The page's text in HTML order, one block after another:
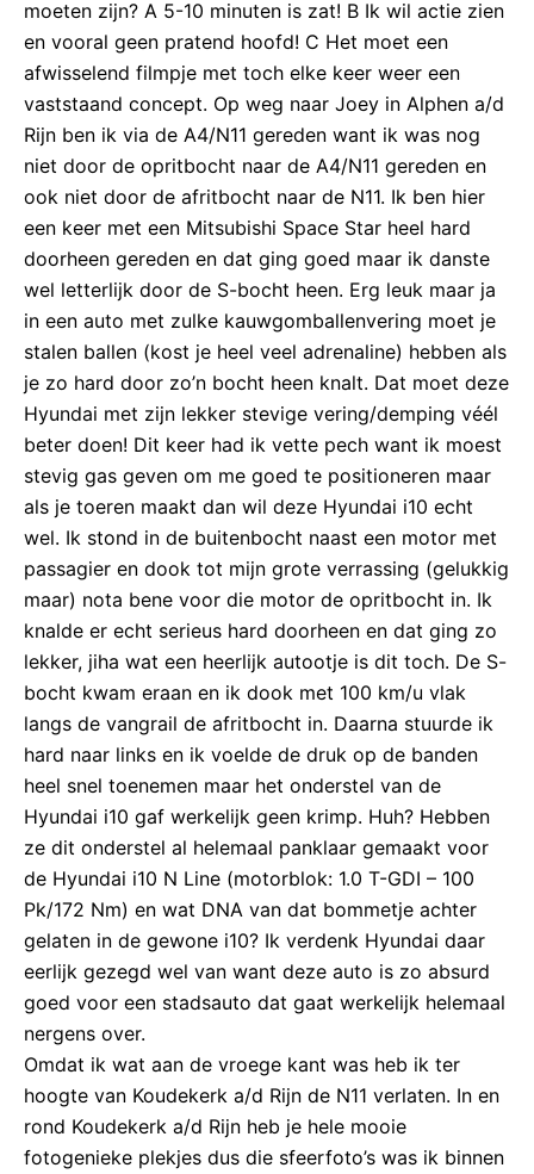
moeten zijn? A 5-10 minuten is zat! B Ik wil actie zien
en vooral geen pratend hoofd! C Het moet een
afwisselend filmpje met toch elke keer weer een
vaststaand concept. Op weg naar Joey in Alphen a/d
Rijn ben ik via de A4/N11 gereden want ik was nog
niet door de opritbocht naar de A4/N11 gereden en
ook niet door de afritbocht naar de N11. Ik ben hier
een keer met een Mitsubishi Space Star heel hard
doorheen gereden en dat ging goed maar ik danste
wel letterlijk door de S-bocht heen. Erg leuk maar ja
in een auto met zulke kauwgomballenvering moet je
stalen ballen (kost je heel veel adrenaline) hebben als
je zo hard door zo’n bocht heen knalt. Dat moet deze
Hyundai met zijn lekker stevige vering/demping véél
beter doen! Dit keer had ik vette pech want ik moest
stevig gas geven om me goed te positioneren maar
als je toeren maakt dan wil deze Hyundai i10 echt
wel. Ik stond in de buitenbocht naast een motor met
passagier en dook tot mijn grote verrassing (gelukkig
maar) nota bene voor die motor de opritbocht in. Ik
knalde er echt serieus hard doorheen en dat ging zo
lekker, jiha wat een heerlijk autootje is dit toch. De S-
bocht kwam eraan en ik dook met 100 km/u vlak
langs de vangrail de afritbocht in. Daarna stuurde ik
hard naar links en ik voelde de druk op de banden
heel snel toenemen maar het onderstel van de
Hyundai i10 gaf werkelijk geen krimp. Huh? Hebben
ze dit onderstel al helemaal panklaar gemaakt voor
de Hyundai i10 N Line (motorblok: 1.0 T-GDI – 100
Pk/172 Nm) en wat DNA van dat bommetje achter
gelaten in de gewone i10? Ik verdenk Hyundai daar
eerlijk gezegd wel van want deze auto is zo absurd
goed voor een stadsauto dat gaat werkelijk helemaal
nergens over.
Omdat ik wat aan de vroege kant was heb ik ter
hoogte van Koudekerk a/d Rijn de N11 verlaten. In en
rond Koudekerk a/d Rijn heb je hele mooie
fotogenieke plekjes dus die sfeerfoto’s was ik binnen